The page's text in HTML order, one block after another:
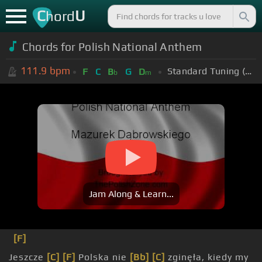
ChordU
Chords for Polish National Anthem
111.9 bpm F C Bb G Dm Standard Tuning (EADGBE)
Jam Along & Learn...
[F]
Jeszcze [C] [F] Polska nie [Bb] [C] zginęła, kiedy my